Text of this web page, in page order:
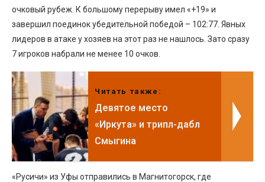
очковый рубеж. К большому перерыву имел «+19» и
завершил поединок убедительной победой – 102:77. Явных
лидеров в атаке у хозяев на этот раз не нашлось. Зато сразу
7 игроков набрали не менее 10 очков.
Читать также:
Девятое место
«Иркута» и трипл-дабл
Смыгина
«Русичи» из Уфы отправились в Магнитогорск, где